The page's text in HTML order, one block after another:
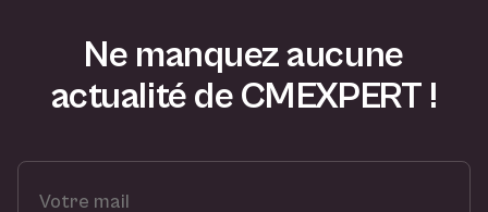
Ne manquez aucune
actualité de CMEXPERT !
V